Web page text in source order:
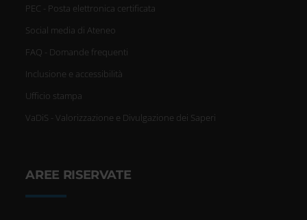
PEC - Posta elettronica certificata
Social media di Ateneo
FAQ - Domande frequenti
Inclusione e accessibilità
Ufficio stampa
VaDiS - Valorizzazione e Divulgazione dei Saperi
AREE RISERVATE